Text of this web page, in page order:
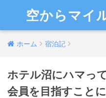
空からマイ
ホーム 宿泊記
ホテル沼にハマっ
会員を目指すこと